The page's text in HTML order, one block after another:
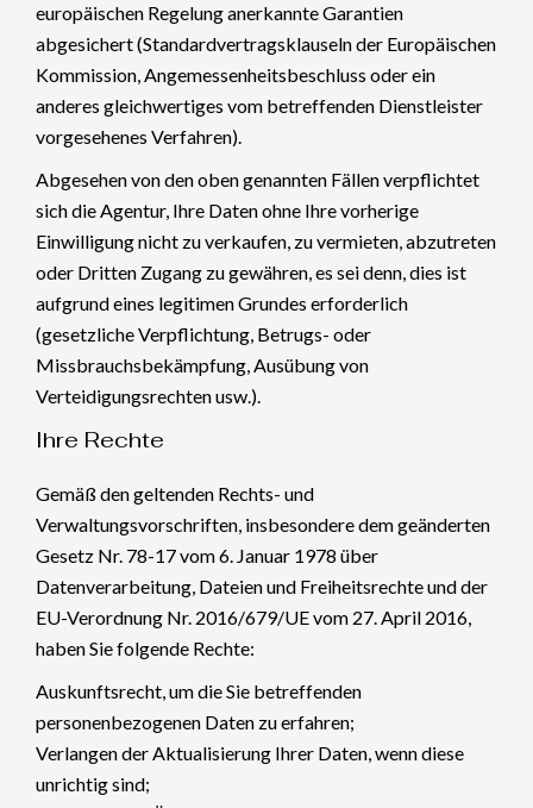
europäischen Regelung anerkannte Garantien
abgesichert (Standardvertragsklauseln der Europäischen
Kommission, Angemessenheitsbeschluss oder ein
anderes gleichwertiges vom betreffenden Dienstleister
vorgesehenes Verfahren).
Abgesehen von den oben genannten Fällen verpflichtet
sich die Agentur, Ihre Daten ohne Ihre vorherige
Einwilligung nicht zu verkaufen, zu vermieten, abzutreten
oder Dritten Zugang zu gewähren, es sei denn, dies ist
aufgrund eines legitimen Grundes erforderlich
(gesetzliche Verpflichtung, Betrugs- oder
Missbrauchsbekämpfung, Ausübung von
Verteidigungsrechten usw.).
Ihre Rechte
Gemäß den geltenden Rechts- und
Verwaltungsvorschriften, insbesondere dem geänderten
Gesetz Nr. 78-17 vom 6. Januar 1978 über
Datenverarbeitung, Dateien und Freiheitsrechte und der
EU-Verordnung Nr. 2016/679/UE vom 27. April 2016,
haben Sie folgende Rechte:
Auskunftsrecht, um die Sie betreffenden
personenbezogenen Daten zu erfahren;
Verlangen der Aktualisierung Ihrer Daten, wenn diese
unrichtig sind;